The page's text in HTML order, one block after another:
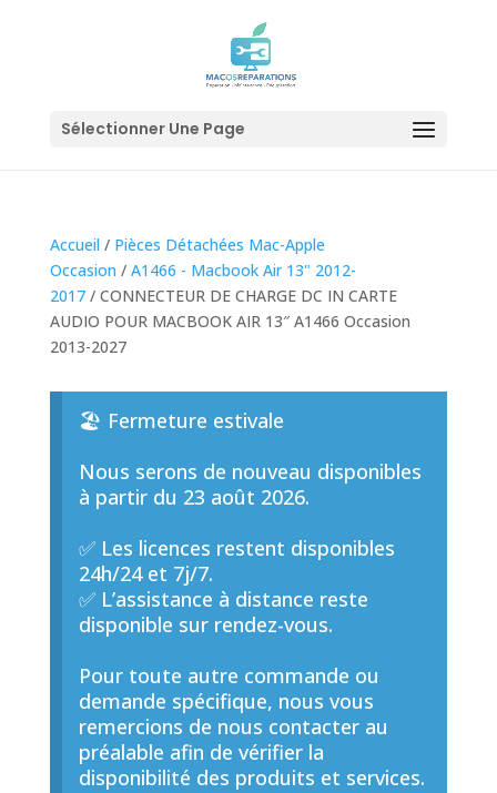
Sélectionner Une Page
Accueil / Pièces Détachées Mac-Apple
Occasion / A1466 - Macbook Air 13" 2012-
2017/ CONNECTEUR DE CHARGE DC IN CARTE
AUDIO POUR MACBOOK AIR 13″ A1466 Occasion
2013-2027
🏖️ Fermeture estivale
Nous serons de nouveau disponibles
à partir du 23 août 2026.
✅ Les licences restent disponibles
24h/24 et 7j/7.
✅ L’assistance à distance reste
disponible sur rendez-vous.
Pour toute autre commande ou
demande spécifique, nous vous
remercions de nous contacter au
préalable afin de vérifier la
disponibilité des produits et services.